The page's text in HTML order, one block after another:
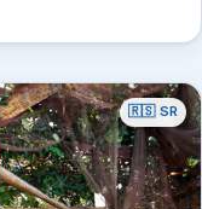
🇷🇸 SR